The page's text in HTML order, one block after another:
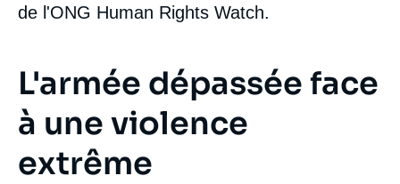
de l'ONG Human Rights Watch.
L'armée dépassée face
à une violence
extrême